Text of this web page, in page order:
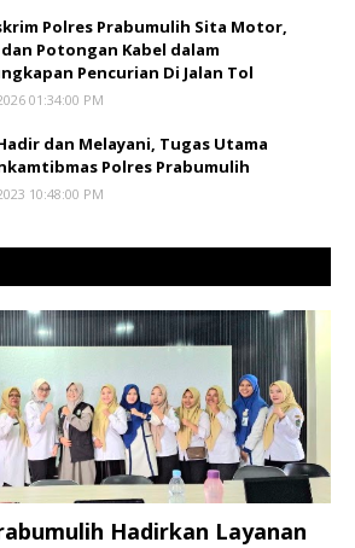
Polres Prabumulih Sita Motor,
Potongan Kabel dalam
Pencurian Di Jalan Tol
01:34:00 PM
dan Melayani, Tugas Utama
Polres Prabumulih
10:48:00 PM
Hadirkan Layanan